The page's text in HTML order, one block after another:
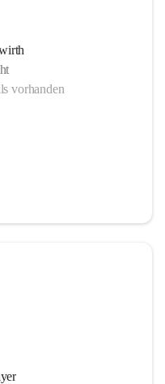
vorhanden